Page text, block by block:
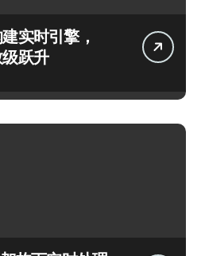
实时引擎，
跃升